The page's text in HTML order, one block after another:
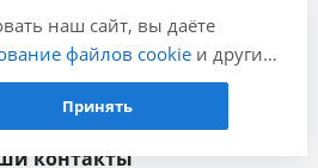
контакты
наш сайт, вы даёте
файлов cookieи других
(включая IP-адрес,
устройстве, действиях
Принять